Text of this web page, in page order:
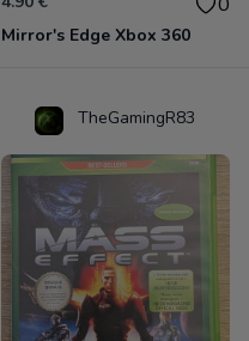
Mirror's Edge Xbox 360
TheGamingR83